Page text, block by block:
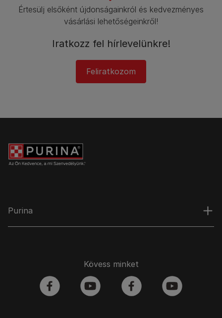
Értesülj elsőként újdonságainkról és kedvezményes
vásárlási lehetőségeinkről!​
Iratkozz fel hírlevelünkre!​
Feliratkozom
Purina
Kövess minket
facebook youtube facebook youtube